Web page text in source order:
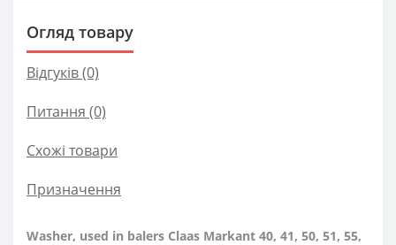
Огляд товару
Відгуків (0)
Питання (0)
Схожі товари
Призначення
Washer, used in balers Claas Markant 40, 41, 50, 51, 55,